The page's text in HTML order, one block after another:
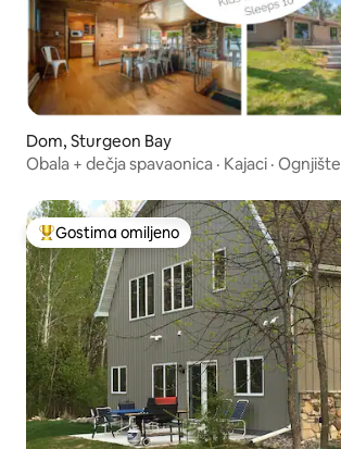
Dom, Sturgeon Bay
Obala + dečja spavaonica · Kajaci · Ognjište
Najuspešniji među gostima omiljenim
Gostima omiljeno